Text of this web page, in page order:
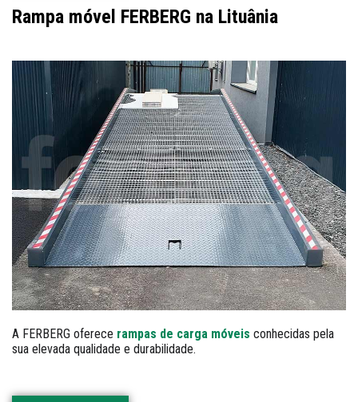
Rampa móvel FERBERG na Lituânia
A FERBERG oferece rampas de carga móveis conhecidas pela
sua elevada qualidade e durabilidade.